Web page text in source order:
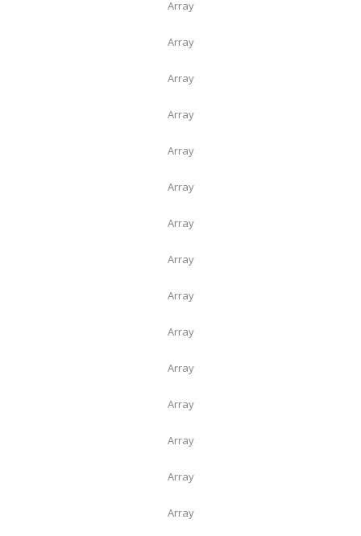
Array
Array
Array
Array
Array
Array
Array
Array
Array
Array
Array
Array
Array
Array
Array